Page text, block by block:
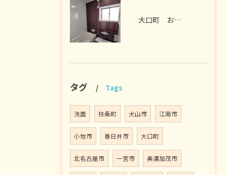
大口町 お風呂リフォーム M様邸 2026年7月
タグ Tags
洗面 扶桑町 犬山市 江南市
小牧市 春日井市 大口町
北名古屋市 一宮市 美濃加茂市